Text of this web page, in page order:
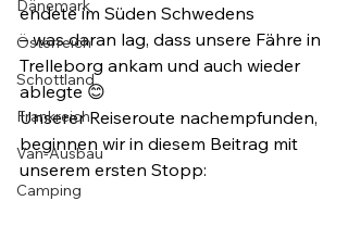
Dänemark
Österreich
Schottland
Frankreich
Van-Ausbau
Camping
endete im Süden Schwedens
– was daran lag, dass unsere Fähre in
Trelleborg ankam und auch wieder
ablegte 😊
Unserer Reiseroute nachempfunden,
beginnen wir in diesem Beitrag mit
unserem ersten Stopp: